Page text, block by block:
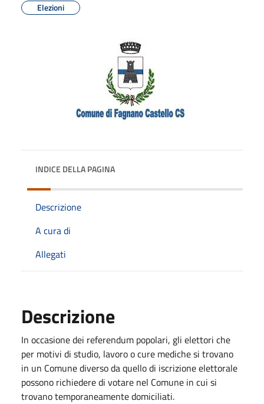
Elezioni
INDICE DELLA PAGINA
Descrizione
A cura di
Allegati
Descrizione
In occasione dei referendum popolari, gli elettori che
per motivi di studio, lavoro o cure mediche si trovano
in un Comune diverso da quello di iscrizione elettorale
possono richiedere di votare nel Comune in cui si
trovano temporaneamente domiciliati.